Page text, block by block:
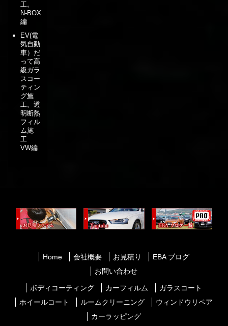
工。
N-BOX
編
EV(電
気自動
車）だ
って高
級ガラ
スコー
ティン
グ施
工。透
明断熱
フィル
ム施
工
VW編
Home 会社概要 お見積り
EBA ブログ
お問い合わせ
ボディコーティング カーフィルム
ガラスコート
ホイールコート
ルームクリーニング
ウィンドウリペア
カーラッピング